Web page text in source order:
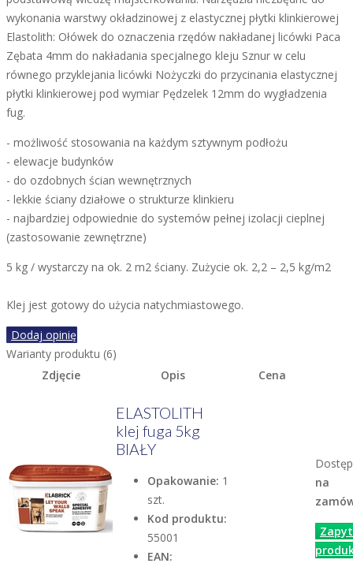
wykonania warstwy okładzinowej z elastycznej płytki klinkierowej
Elastolith: Ołówek do oznaczenia rzędów nakładanej licówki Paca
Zębata 4mm do nakładania specjalnego kleju Sznur w celu
równego przyklejania licówki Nożyczki do przycinania elastycznej
płytki klinkierowej pod wymiar Pędzelek 12mm do wygładzenia
fug.
- możliwość stosowania na każdym sztywnym podłożu
- elewacje budynków
- do ozdobnych ścian wewnętrznych
- lekkie ściany działowe o strukturze klinkieru
- najbardziej odpowiednie do systemów pełnej izolacji cieplnej
(zastosowanie zewnętrzne)
5 kg / wystarczy na ok. 2 m2 ściany. Zużycie ok. 2,2 – 2,5 kg/m2
Klej jest gotowy do użycia natychmiastowego.
Dodaj opinię
Warianty produktu (6)
Zdjęcie
Opis Cena
ELASTOLITH
klej fuga 5kg
BIAŁY
Opakowanie: 1
szt.
Kod produktu:
55001
EAN:
na